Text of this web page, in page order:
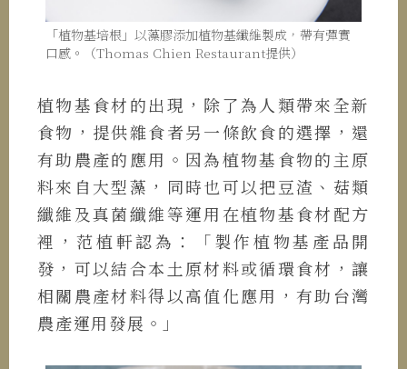
「植物基培根」以藻膠添加植物基纖維製成，帶有彈實
口感。（Thomas Chien Restaurant提供）
植物基食材的出現，除了為人類帶來全新
食物，提供雜食者另一條飲食的選擇，還
有助農產的應用。因為植物基食物的主原
料來自大型藻，同時也可以把豆渣、菇類
纖維及真菌纖維等運用在植物基食材配方
裡，范植軒認為：「製作植物基產品開
發，可以結合本土原材料或循環食材，讓
相關農產材料得以高值化應用，有助台灣
農產運用發展。」